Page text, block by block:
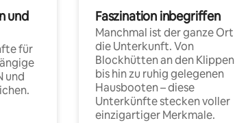
und
für
und
Faszination inbegriffen
Manchmal ist der ganze Ort
die Unterkunft. Von
Blockhütten an den Klippen
bis hin zu ruhig gelegenen
Hausbooten – diese
Unterkünfte stecken voller
einzigartiger Merkmale.